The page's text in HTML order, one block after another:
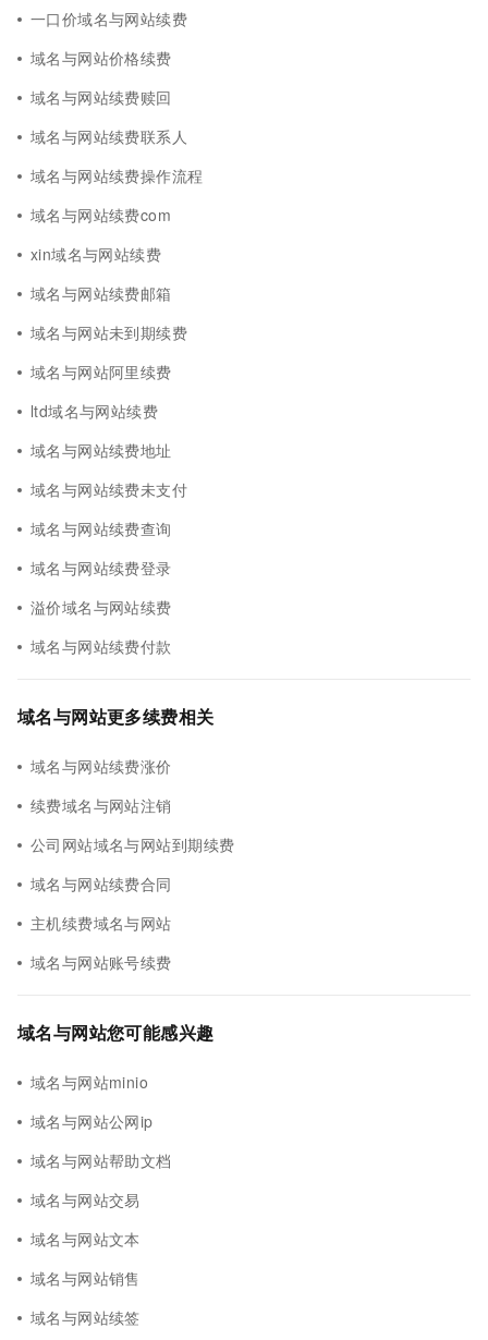
一口价域名与网站续费
域名与网站价格续费
域名与网站续费赎回
域名与网站续费联系人
域名与网站续费操作流程
域名与网站续费com
xin域名与网站续费
域名与网站续费邮箱
域名与网站未到期续费
域名与网站阿里续费
ltd域名与网站续费
域名与网站续费地址
域名与网站续费未支付
域名与网站续费查询
域名与网站续费登录
溢价域名与网站续费
域名与网站续费付款
域名与网站更多续费相关
域名与网站续费涨价
续费域名与网站注销
公司网站域名与网站到期续费
域名与网站续费合同
主机续费域名与网站
域名与网站账号续费
域名与网站您可能感兴趣
域名与网站minio
域名与网站公网ip
域名与网站帮助文档
域名与网站交易
域名与网站文本
域名与网站销售
域名与网站续签